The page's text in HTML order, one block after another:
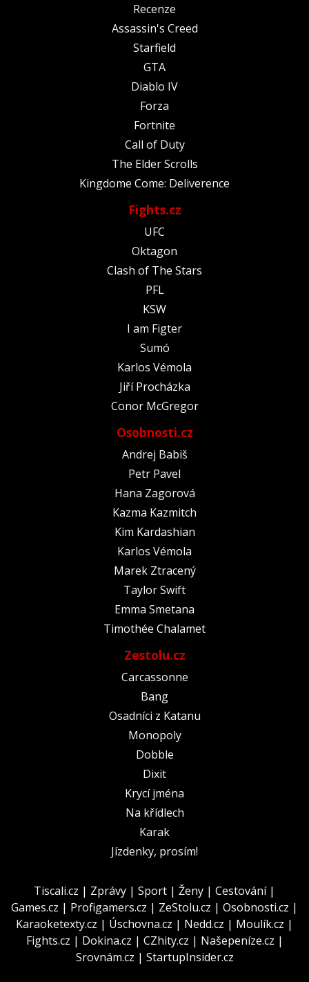
Recenze
Assassin's Creed
Starfield
GTA
Diablo IV
Forza
Fortnite
Call of Duty
The Elder Scrolls
Kingdome Come: Deliverence
Fights.cz
UFC
Oktagon
Clash of The Stars
PFL
KSW
I am Figter
Sumó
Karlos Vémola
Jiří Procházka
Conor McGregor
Osobnosti.cz
Andrej Babiš
Petr Pavel
Hana Zagorová
Kazma Kazmitch
Kim Kardashian
Karlos Vémola
Marek Ztracený
Taylor Swift
Emma Smetana
Timothée Chalamet
Zestolu.cz
Carcassonne
Bang
Osadníci z Katanu
Monopoly
Dobble
Dixit
Krycí jména
Na křídlech
Karak
Jízdenky, prosím!
Tiscali.cz | Zprávy | Sport | Ženy | Cestování|
Games.cz | Profigamers.cz | ZeStolu.cz | Osobnosti.cz |
Karaoketexty.cz | Úschovna.cz | Nedd.cz | Moulík.cz |
Fights.cz | Dokina.cz | CZhity.cz | Našepeníze.cz |
Srovnám.cz | StartupInsider.cz